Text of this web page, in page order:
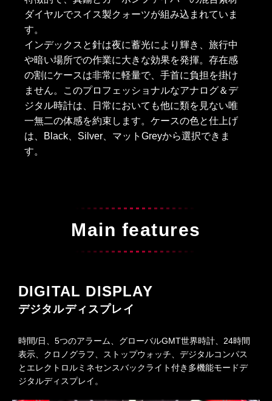
ダイヤルでスイス製クォーツが組み込まれていま
す。
インデックスと針は夜に蓄光により輝き、旅行中
や暗い場所での作業に大きな効果を発揮。存在感
の割にケースは非常に軽量で、手首に負担を掛け
ません。このプロフェッショナルなアナログ＆デ
ジタル時計は、日常においても他に類を見ない唯
一無二の体感を約束します。ケースの色と仕上げ
は、Black、Silver、マットGreyから選択できま
す。
Main features
DIGITAL DISPLAY
デジタルディスプレイ
時間/日、5つのアラーム、グローバルGMT世界時計、24時間
表示、クロノグラフ、ストップウォッチ、デジタルコンパス
とエレクトロルミネセンスバックライト付き多機能モードデ
ジタルディスプレイ。